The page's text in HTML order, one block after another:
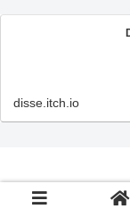
disse.itch.io
© 2022-